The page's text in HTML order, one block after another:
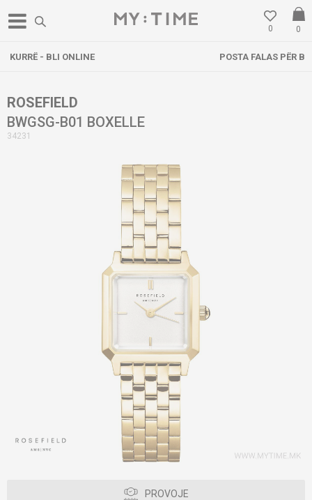
0
0
POSTA FALAS PËR BLERJE MBI 3000 DENARË
ROSEFIELD
BWGSG-B01 BOXELLE
34231
PROVOJE